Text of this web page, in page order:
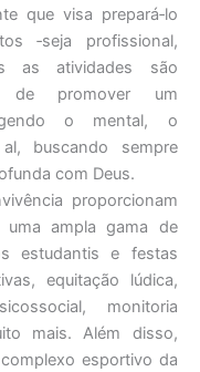
que visa prepará‐lo
‐seja profissional,
as atividades são
de promover um
o mental, o
buscando sempre
com Deus.
proporcionam
ampla gama de
estudantis e festas
equitação lúdica,
monitoria
mais. Além disso,
esportivo da